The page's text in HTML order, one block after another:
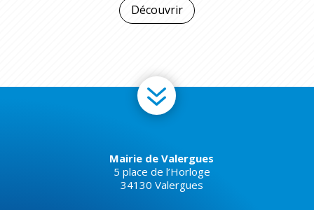
Découvrir
7
Mairie de Valergues
5 place de l’Horloge
34130 Valergues